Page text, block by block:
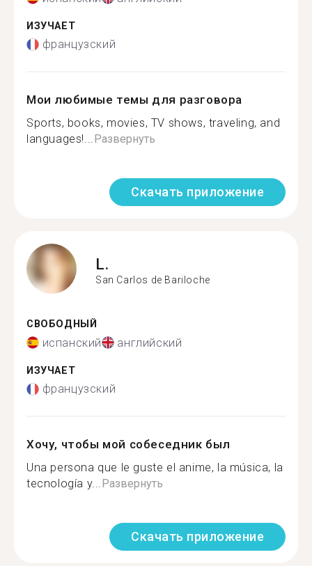
ИЗУЧАЕТ
французский
Мои любимые темы для разговора
Sports, books, movies, TV shows, traveling, and
languages!...Развернуть
Скачать приложение
L.
San Carlos de Bariloche
СВОБОДНЫЙ
испанский английский
ИЗУЧАЕТ
французский
Хочу, чтобы мой собеседник был
Una persona que le guste el anime, la música, la
tecnología y...Развернуть
Скачать приложение